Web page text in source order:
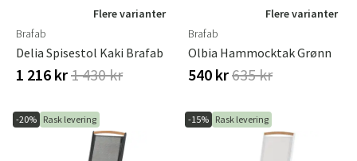
Flere varianter
Brafab
Delia Spisestol Kaki Brafab
1 216 kr1 430 kr
Flere varianter
Brafab
Olbia Hammocktak Grønn
540 kr635 kr
-20% Rask levering -15% Rask levering